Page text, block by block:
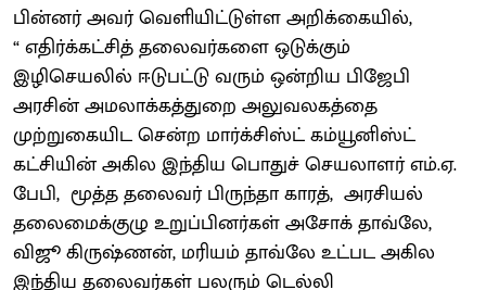
பின்னர் அவர் வெளியிட்டுள்ள அறிக்கையில்,
“ எதிர்க்கட்சித் தலைவர்களை ஒடுக்கும்
இழிசெயலில் ஈடுபட்டு வரும் ஒன்றிய பிஜேபி
அரசின் அமலாக்கத்துறை அலுவலகத்தை
முற்றுகையிட சென்ற மார்க்சிஸ்ட் கம்யூனிஸ்ட்
கட்சியின் அகில இந்திய பொதுச் செயலாளர் எம்.ஏ.
பேபி, மூத்த தலைவர் பிருந்தா காரத், அரசியல்
தலைமைக்குழு உறுப்பினர்கள் அசோக் தாவ்லே,
விஜூ கிருஷ்ணன், மரியம் தாவ்லே உட்பட அகில
இந்திய தலைவர்கள் பலரும் டெல்லி